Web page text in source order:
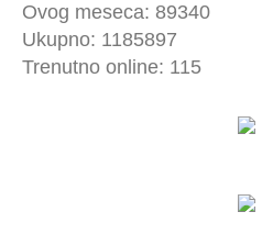
Ovog meseca: 89340
Ukupno: 1185897
Trenutno online: 115